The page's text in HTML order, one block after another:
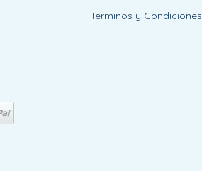
Terminos y Condiciones